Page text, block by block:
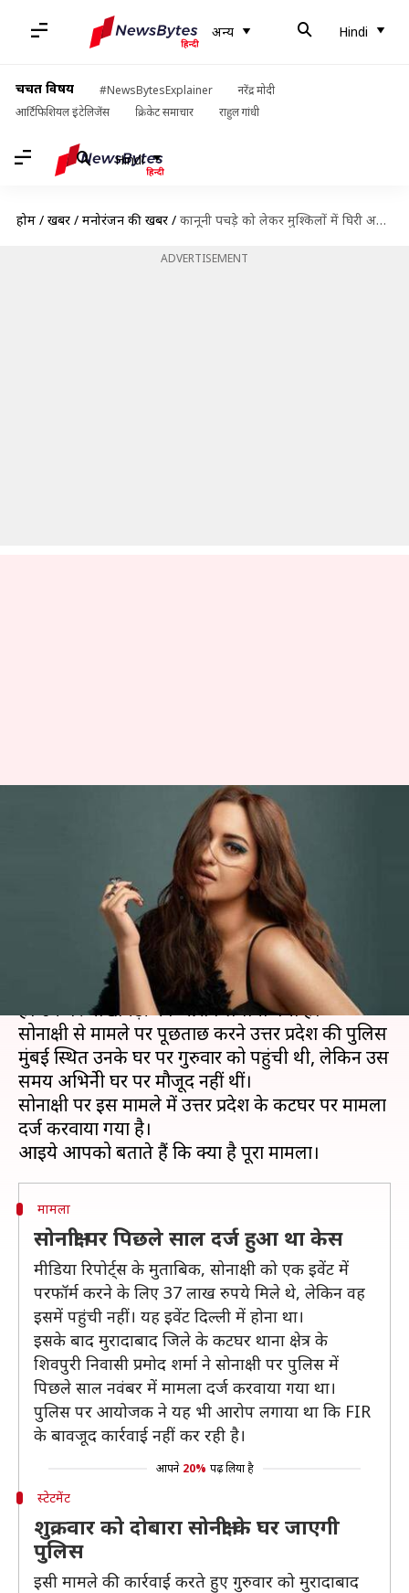
अन्य Hindi
चर्चित विषय #NewsBytesExplainer
नरेंद्र मोदी
आर्टिफिशियल इंटेलिजेंस
क्रिकेट समाचार राहुल गांधी
Hindi
होम / खबरें / मनोरंजन की खबरें / कानूनी पचड़े को लेकर मुश्किलों में घिरी अभिनेत्री सोनाक्षी सिन्हा, घर पहुंची पुलिस
ADVERTISEMENT
कानूनी पचड़े को लेकर मुश्किलों में
घिरी अभिनेत्री सोनाक्षी सिन्हा, घर
Jul 12, 2019 05:32 pm
बॉलीवुड अभिनेत्री सोनाक्षी सिन्हा कानूनी पचड़े में फंस गई
हैं। उन पर धोखाधड़ी का आरोप लगाया गया है।
सोनाक्षी से मामले पर पूछताछ करने उत्तर प्रदेश की पुलिस
मुंबई स्थित उनके घर पर गुरुवार को पहुंची थी, लेकिन उस
समय अभिनेत्री घर पर मौजूद नहीं थीं।
सोनाक्षी पर इस मामले में उत्तर प्रदेश के कटघर पर मामला
दर्ज करवाया गया है।
मामला
सोनाक्षी पर पिछले साल दर्ज हुआ था केस
मीडिया रिपोर्ट्स के मुताबिक, सोनाक्षी को एक इवेंट में
परफॉर्म करने के लिए 37 लाख रुपये मिले थे, लेकिन वह
इसमें पहुंची नहीं। यह इवेंट दिल्ली में होना था।
इसके बाद मुरादाबाद जिले के कटघर थाना क्षेत्र के
शिवपुरी निवासी प्रमोद शर्मा ने सोनाक्षी पर पुलिस में
पिछले साल नवंबर में मामला दर्ज करवाया गया था।
पुलिस पर आयोजक ने यह भी आरोप लगाया था कि FIR
के बावजूद कार्रवाई नहीं कर रही है।
आपने 20% पढ़ लिया है
स्टेटमेंट
शुक्रवार को दोबारा सोनक्षी के घर जाएगी
पुलिस
इसी मामले की कार्रवाई करते हुए गुरुवार को मुरादाबाद